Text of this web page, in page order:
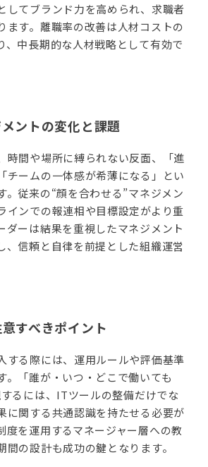
してブランド力を高められ、求職者
ます。離職率の改善は人材コストの
、中長期的な人材戦略として有効で
ントの変化と課題
時間や場所に縛られない反面、「進
チームの一体感が希薄になる」とい
。従来の“顔を合わせる”マネジメン
インでの報連相や目標設定がより重
ダーは結果を重視したマネジメント
、信頼と自律を前提とした組織運営
すべきポイント
する際には、運用ルールや評価基準
。「誰が・いつ・どこで働いても
るには、ITツールの整備だけでな
に関する共通認識を持たせる必要が
度を運用するマネージャー層への教
間の設計も成功の鍵となります。